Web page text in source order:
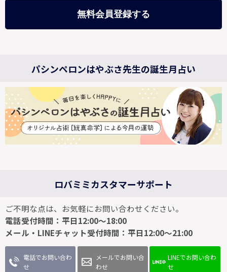
無料会員登録する
パシンペロンはやぶさ先生の誕生月占い
ロバミミカスタマーサポート
ご不明な点は、お気軽にお問い合わせください。
電話受付時間：平日12:00～18:00
メール・LINEチャット受付時間：平日12:00～21:00
電話でお問い合わ
せ
メールでお問い合
わせ
LINEでお問い合わ
せ